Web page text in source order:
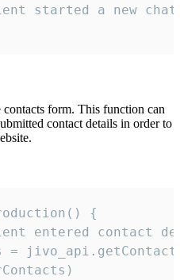
started a new
form. This function can
contact details in order to
{
entered contact
=